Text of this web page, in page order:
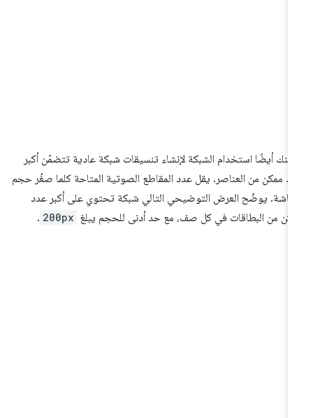
أيضًا استخدام الشبكة لإنشاء تنسيقات شبكة عادية تتضمّن أكبر
ممكن من العناصر. يقل عدد المقاطع الصوتية المتاحة كلما صغُر حجم
يوضّح العرض التوضيحي التالي شبكة تحتوي على أكبر عدد
من البطاقات في كل صف، مع حد أدنى للحجم يبلغ 200px
.